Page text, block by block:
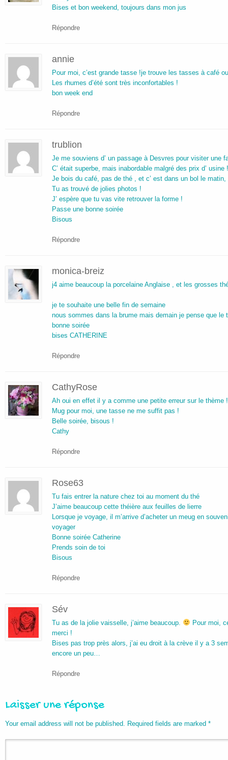
Bises et bon weekend, toujours dans mon jus
Répondre
annie
Pour moi, c’est grande tasse !je trouve les tasses à café
Les rhumes d’été sont très inconfortables !
bon week end
Répondre
trublion
Je me souviens d’ un passage à Desvres pour visiter une
C’ était superbe, mais inabordable malgré des prix d’ usine !
Je bois du café, pas de thé , et c’ est dans un bol le matin,
Tu as trouvé de jolies photos !
J’ espère que tu vas vite retrouver la forme !
Passe une bonne soirée
Bisous
Répondre
monica-breiz
j4 aime beaucoup la porcelaine Anglaise , et les grosses
je te souhaite une belle fin de semaine
nous sommes dans la brume mais demain je pense que le
bonne soirée
bises CATHERINE
Répondre
CathyRose
Ah oui en effet il y a comme une petite erreur sur le thème
Mug pour moi, une tasse ne me suffit pas !
Belle soirée, bisous !
Cathy
Répondre
Rose63
Tu fais entrer la nature chez toi au moment du thé
J’aime beaucoup cette théière aux feuilles de lierre
Lorsque je voyage, il m’arrive d’acheter un meug en
voyager
Bonne soirée Catherine
Prends soin de toi
Bisous
Répondre
Sév
Tu as de la jolie vaisselle, j’aime beaucoup.
Pour moi,
merci !
Bises pas trop près alors, j’ai eu droit à la crève il y a 3
encore un peu…
Répondre
Laisser une réponse
Your email address will not be published. Required fields are marked *